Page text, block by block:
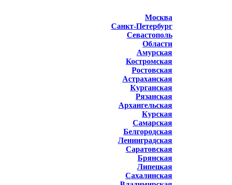
Москва
Санкт-Петербург
Севастополь
Области
Амурская
Костромская
Ростовская
Астраханская
Курганская
Рязанская
Архангельская
Курская
Самарская
Белгородская
Ленинградская
Саратовская
Брянская
Липецкая
Сахалинская